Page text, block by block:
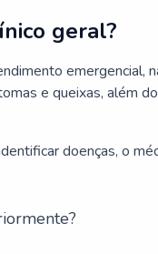
geral?
emergencial,
e queixas, além
doenças, o